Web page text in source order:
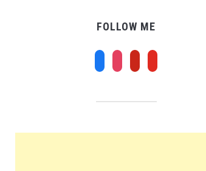
FOLLOW ME